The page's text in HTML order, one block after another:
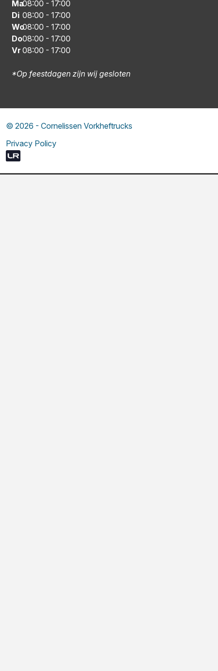
Ma08:00 - 17:00
Di 08:00 - 17:00
Wo08:00 - 17:00
Do08:00 - 17:00
Vr 08:00 - 17:00
*Op feestdagen zijn wij gesloten
© 2026 - Cornelissen Vorkheftrucks
Privacy Policy